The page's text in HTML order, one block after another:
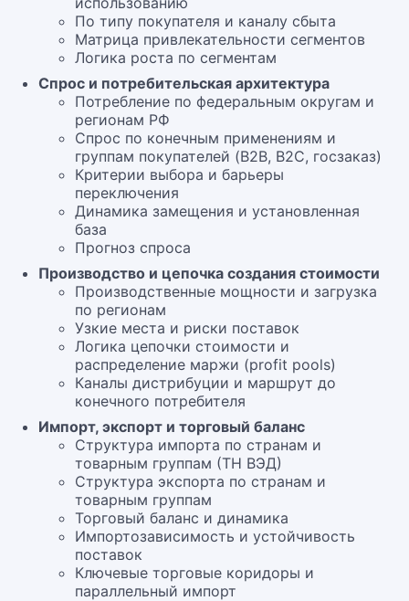
По типу покупателя и каналу сбыта
Матрица привлекательности сегментов
Логика роста по сегментам
Спрос и потребительская архитектура
Потребление по федеральным округам и
регионам РФ
Спрос по конечным применениям и
группам покупателей (B2B, B2C, госзаказ)
Критерии выбора и барьеры
переключения
Динамика замещения и установленная
база
Прогноз спроса
Производство и цепочка создания стоимости
Производственные мощности и загрузка
по регионам
Узкие места и риски поставок
Логика цепочки стоимости и
распределение маржи (profit pools)
Каналы дистрибуции и маршрут до
конечного потребителя
Импорт, экспорт и торговый баланс
Структура импорта по странам и
товарным группам (ТН ВЭД)
Структура экспорта по странам и
товарным группам
Торговый баланс и динамика
Импортозависимость и устойчивость
поставок
Ключевые торговые коридоры и
параллельный импорт